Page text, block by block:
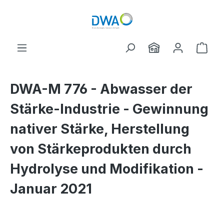
DWA-M 776 - Abwasser der
Stärke-Industrie - Gewinnung
nativer Stärke, Herstellung
von Stärkeprodukten durch
Hydrolyse und Modifikation -
Januar 2021